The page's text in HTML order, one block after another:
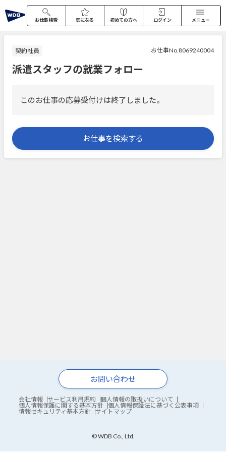
お仕事検索 気になる 初めての方へ ログイン メニュー
契約社員 お仕事No.8069240004
派遣スタッフの就業フォロー
このお仕事の応募受付けは終了しました。
お仕事を検索する
お問い合わせ
会社情報 サービス利用規約
個人情報の取扱いについて
個人情報保護に関する基本方針
個人情報保護法に基づく公表事項
情報セキュリティ基本方針
サイトマップ
© WDB Co., Ltd.